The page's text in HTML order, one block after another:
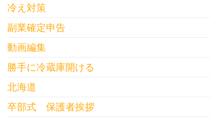
冷え対策
副業確定申告
動画編集
勝手に冷蔵庫開ける
北海道
卒部式 保護者挨拶